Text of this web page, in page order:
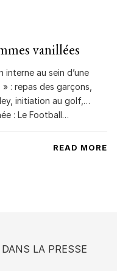
vanillées
interne au sein d’une
: repas des garçons,
initiation au golf,…
: Le Football…
READ MORE
DANS LA PRESSE